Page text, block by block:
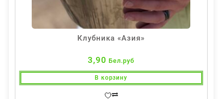
Клубника «Азия»
3,90 Бел.руб
В корзину